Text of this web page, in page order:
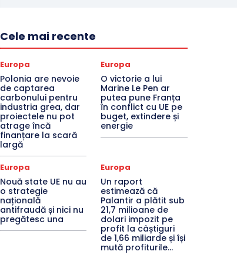
Cele mai recente
Europa
Polonia are nevoie
de captarea
carbonului pentru
industria grea, dar
proiectele nu pot
atrage încă
finanțare la scară
largă
Europa
O victorie a lui
Marine Le Pen ar
putea pune Franța
în conflict cu UE pe
buget, extindere și
energie
Europa
Nouă state UE nu au
o strategie
națională
antifraudă și nici nu
pregătesc una
Europa
Un raport
estimează că
Palantir a plătit sub
21,7 milioane de
dolari impozit pe
profit la câștiguri
de 1,66 miliarde și își
mută profiturile...